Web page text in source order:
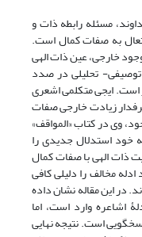
مسئله رابطه ذات و
به صفات کمال است.
خارجی، عین ذات الهی
توصیفی- تحلیلی در صدد
است. ایجی متکلمی اشعری
زیادت خارجی صفات
وی در کتاب «المواقف»
خود استدلال جدیدی را
ذات الهی با صفات کمال
مخالف را دلیلی کافی
در این مقاله نشان داده
اشاعره وارد است، اما
است. نتیجه نهایی